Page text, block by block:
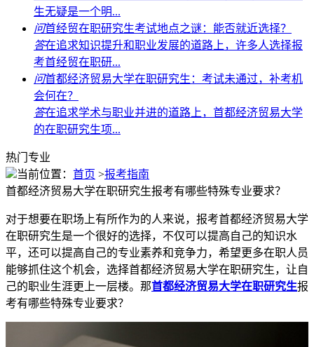
生无疑是一个明...
问首经贸在职研究生考试地点之谜：能否就近选择？
答在追求知识提升和职业发展的道路上，许多人选择报
考首经贸在职研...
问首都经济贸易大学在职研究生：考试未通过，补考机
会何在？
答在追求学术与职业并进的道路上，首都经济贸易大学
的在职研究生项...
热门专业
当前位置： 首页 >报考指南
首都经济贸易大学在职研究生报考有哪些特殊专业要求？
对于想要在职场上有所作为的人来说，报考首都经济贸易大学
在职研究生是一个很好的选择，不仅可以提高自己的知识水
平，还可以提高自己的专业素养和竞争力，希望更多在职人员
能够抓住这个机会，选择首都经济贸易大学在职研究生，让自
己的职业生涯更上一层楼。那首都经济贸易大学在职研究生报
考有哪些特殊专业要求？